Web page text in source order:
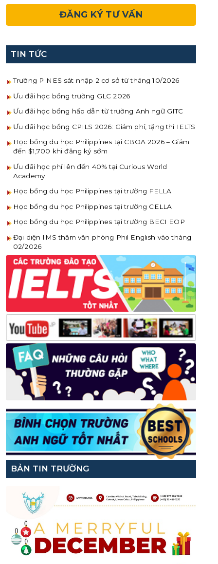
TIN TỨC
Trường PINES sát nhập 2 cơ sở từ tháng 10/2026
Ưu đãi học bổng trường GLC 2026
Ưu đãi học bổng hấp dẫn từ trường Anh ngữ GITC
Ưu đãi học bổng CPILS 2026: Giảm phí, tặng thi IELTS
Học bổng du học Philippines tại CBOA 2026 – Giảm
đến $1,700 khi đăng ký sớm
Ưu đãi học phí lên đến 40% tại Curious World
Academy
Học bổng du học Philippines tại trường FELLA
Học bổng du học Philippines tại trường CELLA
Học bổng du học Philippines tại trường BECI EOP
Đại diện IMS thăm văn phòng Phil English vào tháng
02/2026
BẢN TIN TRƯỜNG